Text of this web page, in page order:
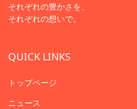
それぞれの豊かさを、
それぞれの想いで。
QUICK LINKS
トップページ
ニュース